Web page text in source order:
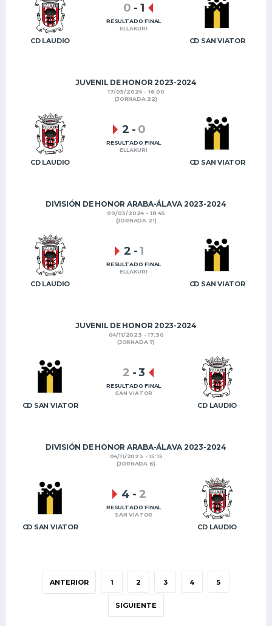
CD LAUDIO CD SAN VIATOR
0 - 1
RESULTADO FINAL
ELLAKURI
JUVENIL DE HONOR 2023-2024
17/03/2024 - 16:00
(JORNADA 22)
CD LAUDIO CD SAN VIATOR
2 - 0
RESULTADO FINAL
ELLAKURI
DIVISIÓN DE HONOR ARABA-ÁLAVA 2023-2024
09/03/2024 - 18:45
(JORNADA 21)
CD LAUDIO CD SAN VIATOR
2 -1
RESULTADO FINAL
ELLAKURI
JUVENIL DE HONOR 2023-2024
04/11/2023 - 17:30
(JORNADA 7)
CD SAN VIATOR CD LAUDIO
2 -3
RESULTADO FINAL
SAN VIATOR
DIVISIÓN DE HONOR ARABA-ÁLAVA 2023-2024
04/11/2023 - 15:15
(JORNADA 6)
CD SAN VIATOR CD LAUDIO
4 - 2
RESULTADO FINAL
SAN VIATOR
ANTERIOR 1 2 3 4 5
SIGUIENTE